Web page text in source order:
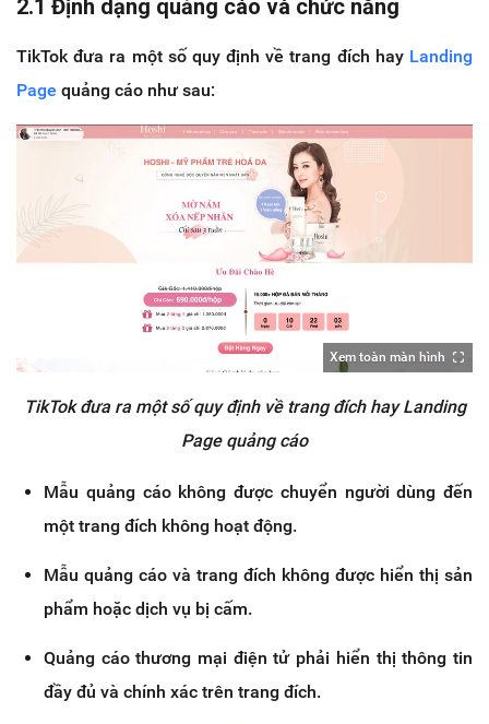
2.1 Định dạng quảng cáo và chức năng
TikTok đưa ra một số quy định về trang đích hay Landing
Page quảng cáo như sau:
Xem toàn màn hình
TikTok đưa ra một số quy định về trang đích hay Landing
Page quảng cáo
Mẫu quảng cáo không được chuyển người dùng đến
một trang đích không hoạt động.
Mẫu quảng cáo và trang đích không được hiển thị sản
phẩm hoặc dịch vụ bị cấm.
Quảng cáo thương mại điện tử phải hiển thị thông tin
đầy đủ và chính xác trên trang đích.